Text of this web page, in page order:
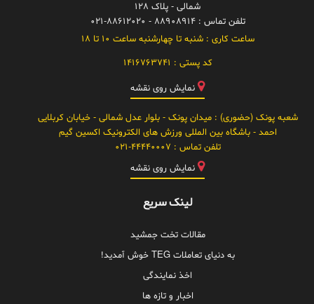
شمالی - پلاک 128
تلفن تماس :88908914 - 021-88612020
ساعت کاری :شنبه تا چهارشنبه ساعت 10 تا 18
کد پستی : 1416763741
نمایش روی نقشه
شعبه پونک (حضوری) : میدان پونک - بلوار عدل شمالی - خیابان کربلایی
احمد - باشگاه بین المللی ورزش های الکترونیک اکسین گیم
تلفن تماس : 021-44440007
نمایش روی نقشه
لینک سریع
مقالات تخت جمشید
به دنیای تعاملات TEG خوش آمدید!
اخذ نمایندگی
اخبار و تازه ها